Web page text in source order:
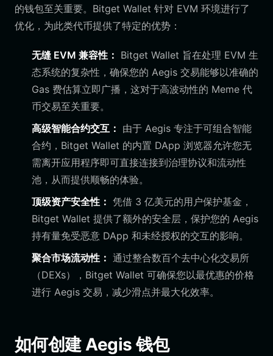
的钱包至关重要。Bitget Wallet 针对 EVM 环境进行了
优化，为此类代币提供了特定的优势：
无缝 EVM 兼容性： Bitget Wallet 旨在处理 EVM 生
态系统的复杂性，确保您的 Aegis 交易能够以准确的
Gas 费估算立即广播，这对于高波动性的 Meme 代
币交易至关重要。
高级智能合约交互： 由于 Aegis 专注于可组合智能
合约，Bitget Wallet 的内置 DApp 浏览器允许您无
需离开应用程序即可直接连接到治理协议和流动性
池，从而提供顺畅的体验。
顶级资产安全性： 凭借 3 亿美元的用户保护基金，
Bitget Wallet 提供了额外的安全层，保护您的 Aegis
持有量免受恶意 DApp 和未经授权的交互的影响。
聚合市场流动性： 通过整合数百个去中心化交易所
（DEXs），Bitget Wallet 可确保您以最优惠的价格
进行 Aegis 交易，减少滑点并最大化效率。
如何创建 Aegis 钱包